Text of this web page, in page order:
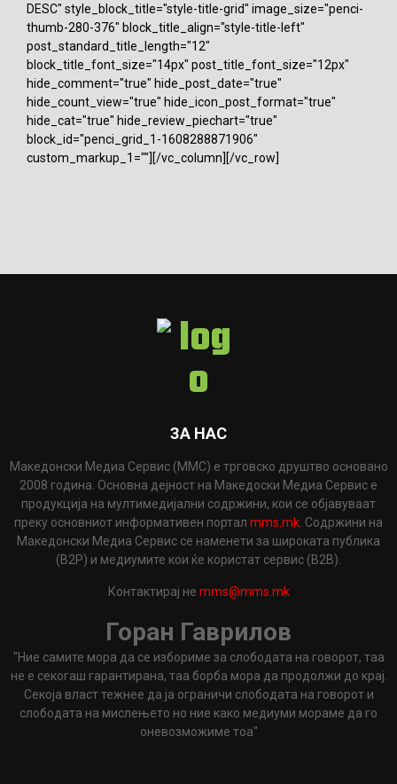
DESC" style_block_title="style-title-grid" image_size="penci-
thumb-280-376" block_title_align="style-title-left"
post_standard_title_length="12"
block_title_font_size="14px" post_title_font_size="12px"
hide_comment="true" hide_post_date="true"
hide_count_view="true" hide_icon_post_format="true"
hide_cat="true" hide_review_piechart="true"
block_id="penci_grid_1-1608288871906"
custom_markup_1=""][/vc_column][/vc_row]
ЗА НАС
Македонски Медиа Сервис (ММС) е трговско друштво основано
2008 година. Основна дејност на Македоски Медиа Сервис е
продукција на мултимедијални содржини, кои се објавуваат
преку основниот информативен портал mms.mk . Содржини на
Македонски Медиа Сервис се наменети за широката публика
(B2P) и медиумите кои ќе користат сервис (B2B).
Контактирај не mms@mms.mk
Горан Гаврилов
"Ние самите мора да се избориме за слободата на говорот, таа
не е секогаш гарантирана, таа борба мора да продолжи до крај.
Секоја власт тежнее да ја ограничи слободата на говорот и
слободата на мислењето но ние како медиуми мораме да го
оневозможиме тоа"